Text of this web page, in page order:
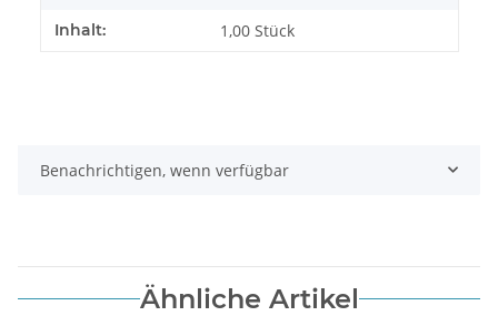
Inhalt: 1,00 Stück
Benachrichtigen, wenn verfügbar
Ähnliche Artikel